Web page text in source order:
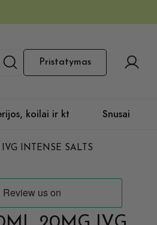
Pristatymas
koilai ir kt Snusai
INTENSE SALTS